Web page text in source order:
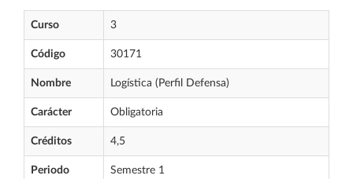
Curso 3
Código 30171
Nombre Logística (Perfil Defensa)
Carácter Obligatoria
Créditos 4,5
Periodo Semestre 1